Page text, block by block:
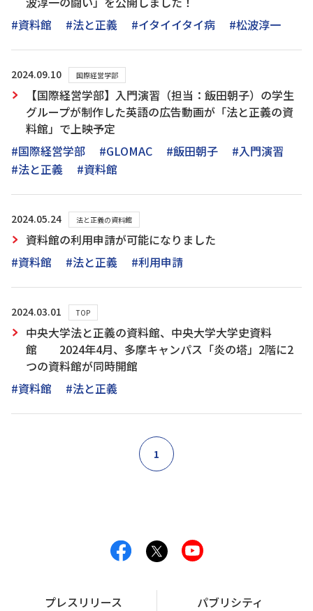
#資料館
#法と正義 #イタイイタイ病 #松波淳一
2024.09.10 国際経営学部
【国際経営学部】入門演習（担当：飯田朝子）の学生
グループが制作した英語の広告動画が「法と正義の資
料館」で上映予定
#国際経営学部
#GLOMAC #飯田朝子
#入門演習
#法と正義
#資料館
2024.05.24 法と正義の資料館
資料館の利用申請が可能になりました
#資料館
#法と正義 #利用申請
2024.03.01 TOP
中央大学法と正義の資料館、中央大学大学史資料
館 2024年4月、多摩キャンパス「炎の塔」2階に2
つの資料館が同時開館
#資料館
#法と正義
1
プレスリリース パブリシティ